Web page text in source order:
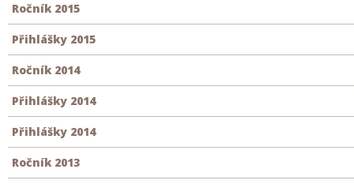
Ročník 2015
Přihlášky 2015
Ročník 2014
Přihlášky 2014
Přihlášky 2014
Ročník 2013